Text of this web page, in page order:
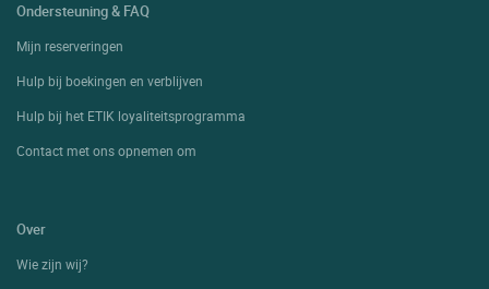
Ondersteuning & FAQ
Mijn reserveringen
Hulp bij boekingen en verblijven
Hulp bij het ETIK loyaliteitsprogramma
Contact met ons opnemen om
Over
Wie zijn wij?